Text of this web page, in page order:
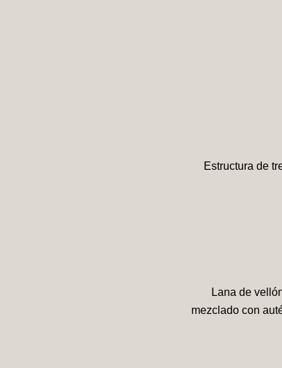
Estructura de
Lana de
mezclado con